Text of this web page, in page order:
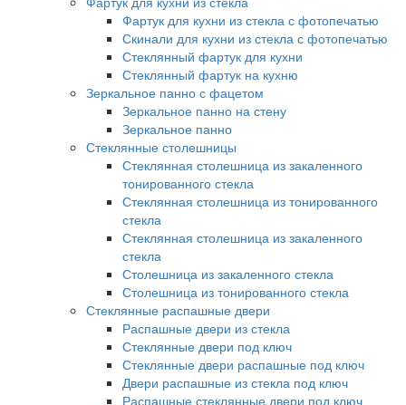
Фартук для кухни из стекла с фотопечатью
Скинали для кухни из стекла с фотопечатью
Стеклянный фартук для кухни
Стеклянный фартук на кухню
Зеркальное панно с фацетом
Зеркальное панно на стену
Зеркальное панно
Стеклянные столешницы
Стеклянная столешница из закаленного
тонированного стекла
Стеклянная столешница из тонированного
стекла
Стеклянная столешница из закаленного
стекла
Столешница из закаленного стекла
Столешница из тонированного стекла
Стеклянные распашные двери
Распашные двери из стекла
Стеклянные двери под ключ
Стеклянные двери распашные под ключ
Двери распашные из стекла под ключ
Распашные стеклянные двери под ключ